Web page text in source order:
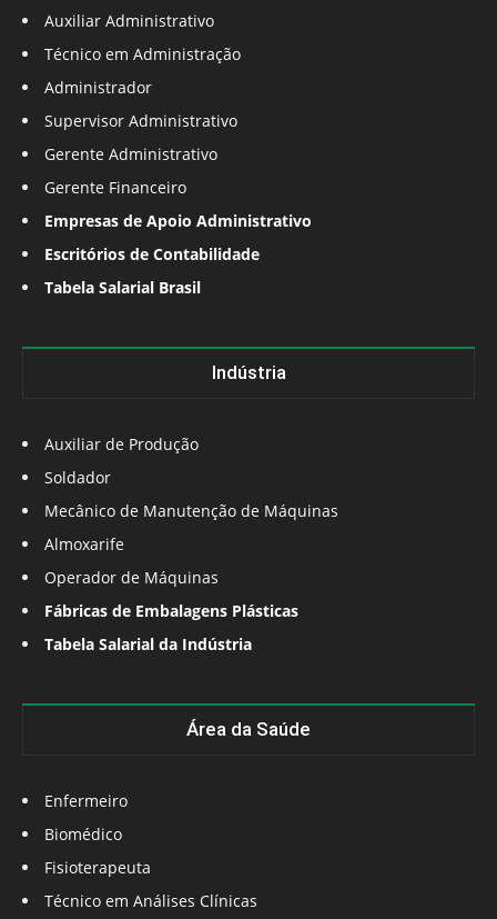
Auxiliar Administrativo
Técnico em Administração
Administrador
Supervisor Administrativo
Gerente Administrativo
Gerente Financeiro
Empresas de Apoio Administrativo
Escritórios de Contabilidade
Tabela Salarial Brasil
Indústria
Auxiliar de Produção
Soldador
Mecânico de Manutenção de Máquinas
Almoxarife
Operador de Máquinas
Fábricas de Embalagens Plásticas
Tabela Salarial da Indústria
Área da Saúde
Enfermeiro
Biomédico
Fisioterapeuta
Técnico em Análises Clínicas